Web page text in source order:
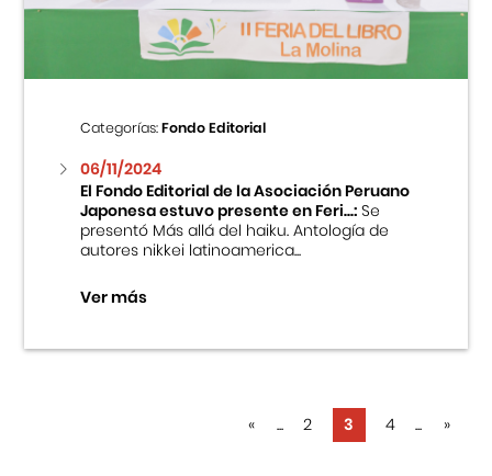
Categorías:Fondo Editorial
06/11/2024
El Fondo Editorial de la Asociación Peruano
Japonesa estuvo presente en Feri...:Se
presentó Más allá del haiku. Antología de
autores nikkei latinoamerica...
Ver más
« ... 2 3 4 ... »